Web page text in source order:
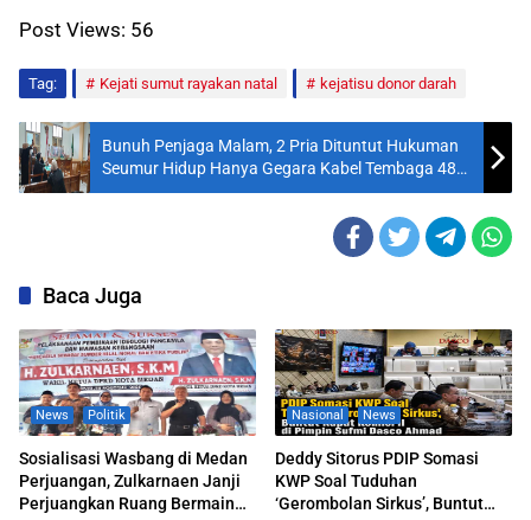
Post Views: 56
Tag: Kejati sumut rayakan natal kejatisu donor darah
Bunuh Penjaga Malam, 2 Pria Dituntut Hukuman
Seumur Hidup Hanya Gegara Kabel Tembaga 48
Kg
Baca Juga
News Politik
Sosialisasi Wasbang di Medan
Perjuangan, Zulkarnaen Janji
Perjuangkan Ruang Bermain
Nasional News
Deddy Sitorus PDIP Somasi
KWP Soal Tuduhan
‘Gerombolan Sirkus’, Buntut